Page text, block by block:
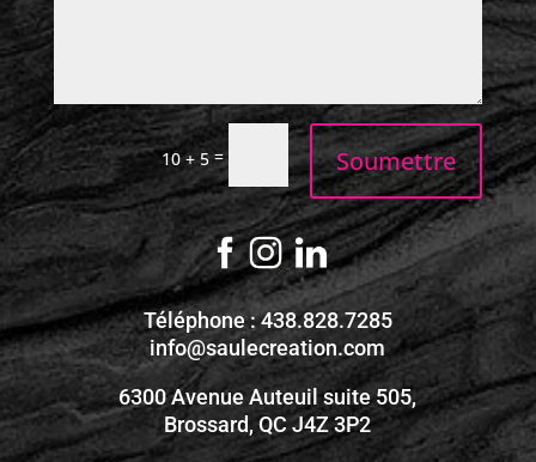
10 + 5= Soumettre
Téléphone : 438.828.7285
info@saulecreation.com
6300 Avenue Auteuil suite 505,
Brossard, QC J4Z 3P2